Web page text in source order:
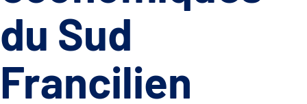
du Sud
Francilien